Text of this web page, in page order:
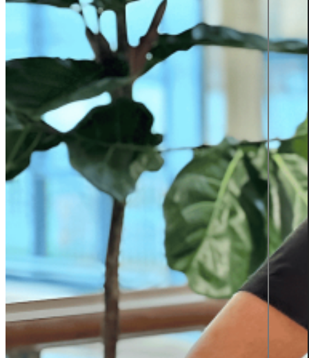
BÄSTA
2025
Insights
Insights
Press Releases
Fallstudier
Almedalen 2026
Kontakta
Svenska